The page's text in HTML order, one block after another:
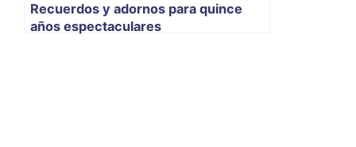
Recuerdos y adornos para quince
años espectaculares